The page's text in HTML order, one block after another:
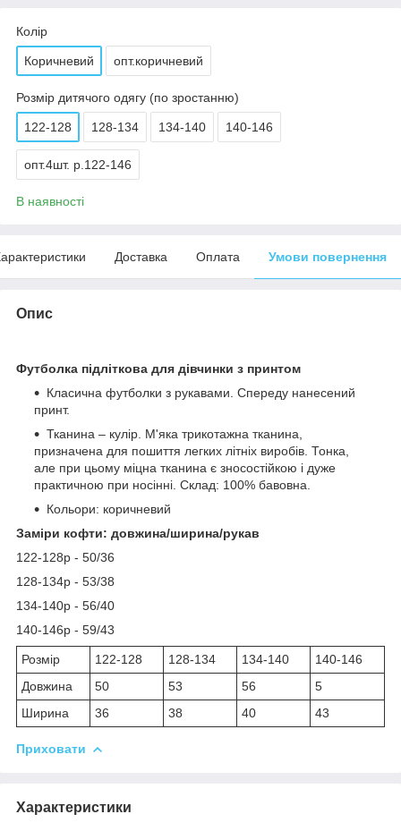
Колір
Коричневий опт.коричневий
Розмір дитячого одягу (по зростанню)
122-128 128-134 134-140 140-146
опт.4шт. р.122-146
В наявності
Доставка Оплата Умови повернення
Опис
Футболка підліткова для дівчинки з принтом
Класична футболки з рукавами. Спереду нанесений
принт.
Тканина – кулір. М'яка трикотажна тканина,
призначена для пошиття легких літніх виробів. Тонка,
але при цьому міцна тканина є зносостійкою і дуже
практичною при носінні. Склад: 100% бавовна.
Кольори: коричневий
Заміри кофти: довжина/ширина/рукав
122-128р - 50/36
128-134р - 53/38
134-140р - 56/40
140-146р - 59/43
Розмір 122-128 128-134 134-140
140-146
Довжина
50 53 56
5
Ширина
36 38 40 43
Приховати
Характеристики